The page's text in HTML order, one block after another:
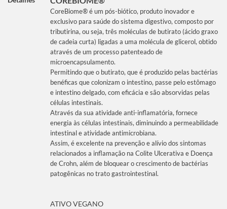
CoreBiome® é um pós-biótico, produto inovador e
exclusivo para saúde do sistema digestivo, composto por
tributirina, ou seja, três moléculas de butirato (ácido graxo
de cadeia curta) ligadas a uma molécula de glicerol, obtido
através de um processo patenteado de
microencapsulamento.
Permitindo que o butirato, que é produzido pelas bactérias
benéficas que colonizam o intestino, passe pelo estômago
e intestino delgado, com eficácia e são absorvidas pelas
células intestinais.
Através da sua atividade anti-inflamatória, fornece
energia às células intestinais, diminuindo a permeabilidade
intestinal e atividade antimicrobiana.
Assim, é excelente na prevenção e alívio dos sintomas
relacionados a inflamação na Colite Ulcerativa e Doença
de Crohn, além de bloquear o crescimento de bactérias
patogênicas no trato gastrointestinal.
ATIVO VEGANO